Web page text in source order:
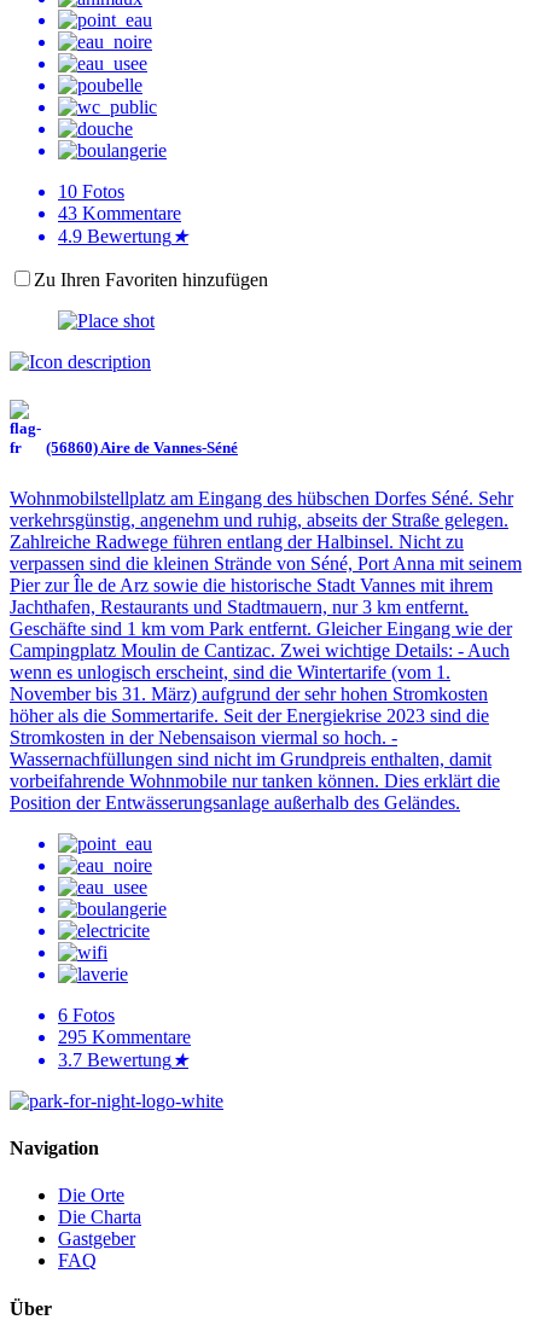
10 Fotos
43 Kommentare
4.9 Bewertung★
Zu Ihren Favoriten hinzufügen
(56860) Aire de Vannes-Séné
Wohnmobilstellplatz am Eingang des hübschen Dorfes Séné. Sehr
verkehrsgünstig, angenehm und ruhig, abseits der Straße gelegen.
Zahlreiche Radwege führen entlang der Halbinsel. Nicht zu
verpassen sind die kleinen Strände von Séné, Port Anna mit seinem
Pier zur Île de Arz sowie die historische Stadt Vannes mit ihrem
Jachthafen, Restaurants und Stadtmauern, nur 3 km entfernt.
Geschäfte sind 1 km vom Park entfernt. Gleicher Eingang wie der
Campingplatz Moulin de Cantizac. Zwei wichtige Details: - Auch
wenn es unlogisch erscheint, sind die Wintertarife (vom 1.
November bis 31. März) aufgrund der sehr hohen Stromkosten
höher als die Sommertarife. Seit der Energiekrise 2023 sind die
Stromkosten in der Nebensaison viermal so hoch. -
Wassernachfüllungen sind nicht im Grundpreis enthalten, damit
vorbeifahrende Wohnmobile nur tanken können. Dies erklärt die
Position der Entwässerungsanlage außerhalb des Geländes.
6 Fotos
295 Kommentare
3.7 Bewertung★
Navigation
Die Orte
Die Charta
Gastgeber
FAQ
Über